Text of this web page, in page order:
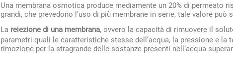
Una membrana osmotica produce mediamente un 20% di permeato
grandi, che prevedono l’uso di più membrane in serie, tale valore può
La reiezione di una membrana, ovvero la capacità di rimuovere il
parametri quali le caratteristiche stesse dell’acqua, la pressione e
rimozione per la stragrande delle sostanze presenti nell’acqua